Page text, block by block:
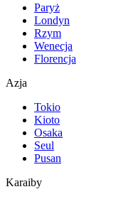
Paryż
Londyn
Rzym
Wenecja
Florencja
Azja
Tokio
Kioto
Osaka
Seul
Pusan
Karaiby